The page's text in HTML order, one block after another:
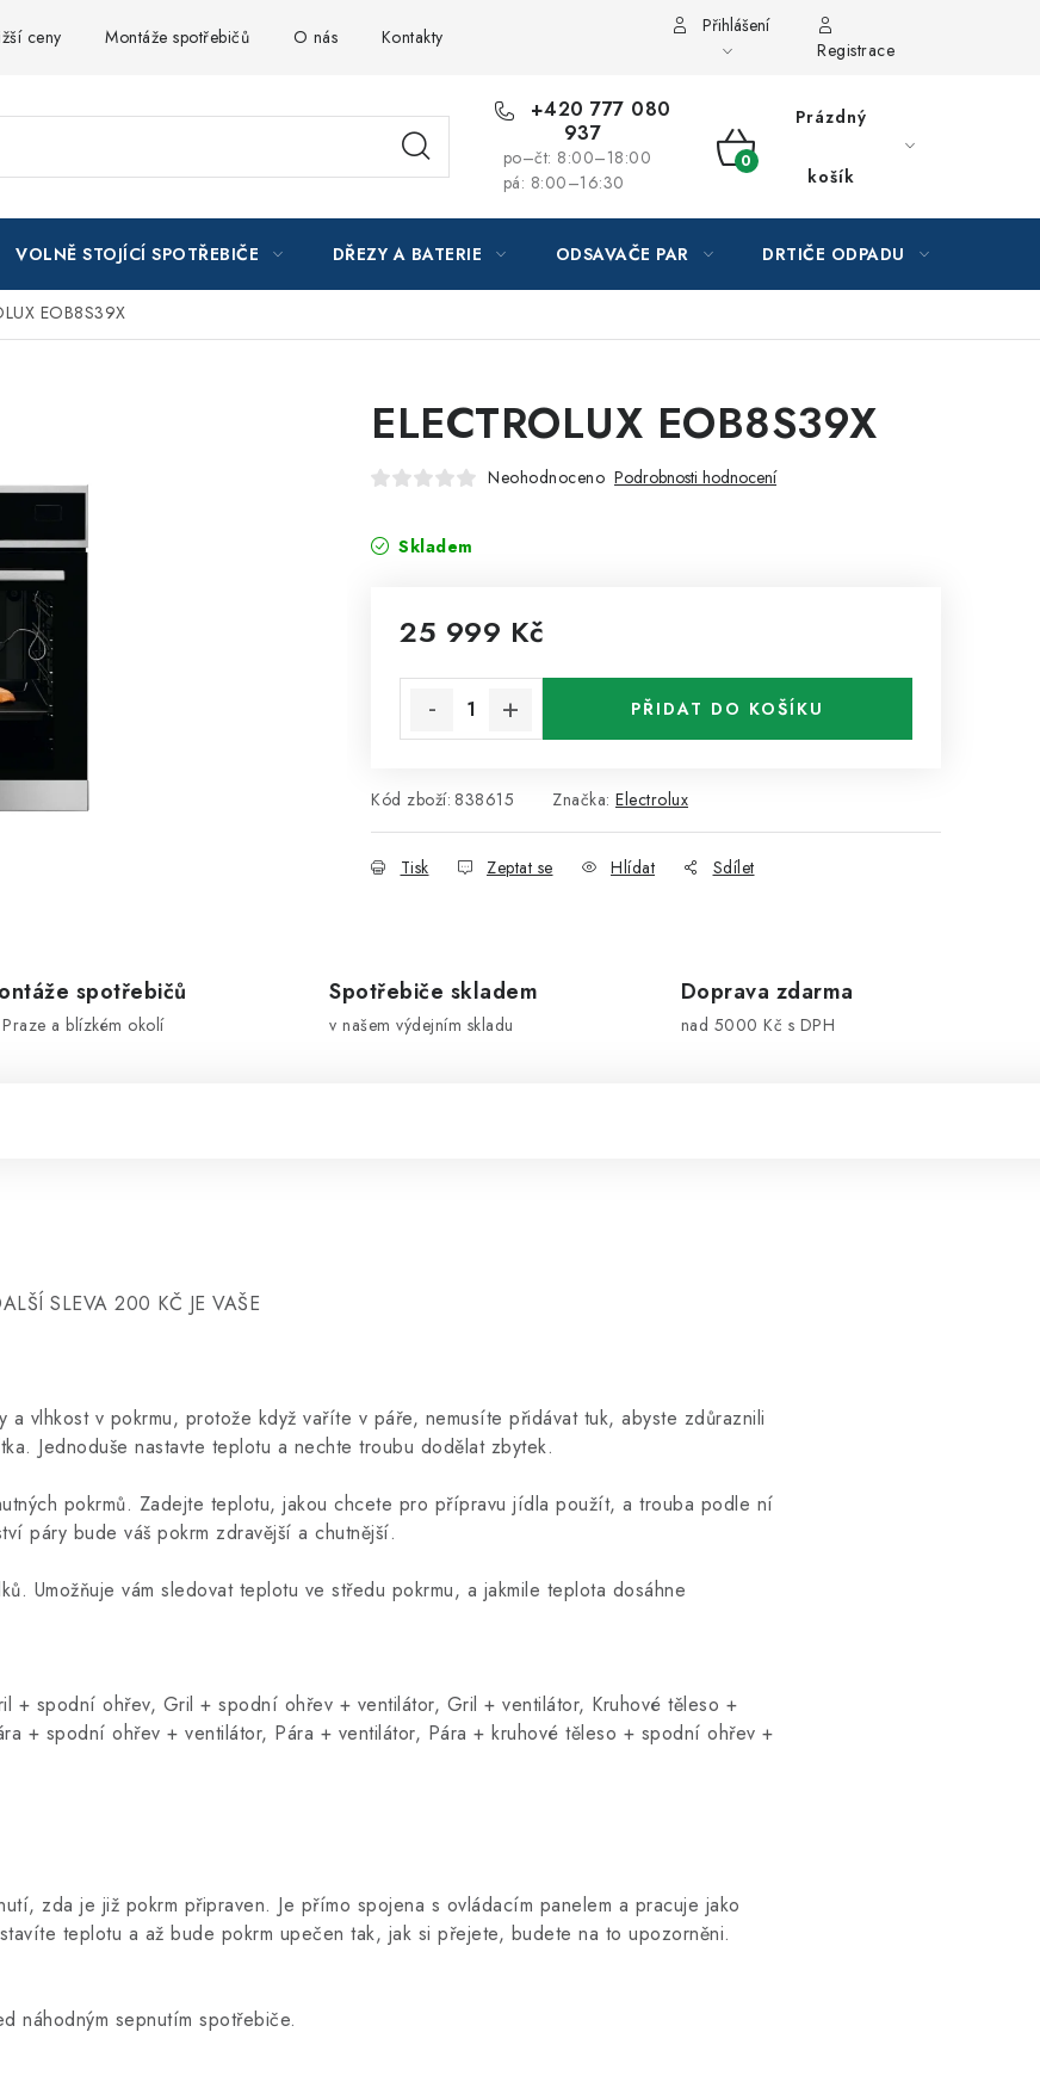
ceny Montáže spotřebičů O nás Kontakty
Přihlášení
Registrace
+420 777 080
937
po–čt: 8:00–18:00
pá: 8:00–16:30
NÁKUPNÍ
Prázdný
košík
VOLNĚ STOJÍCÍ SPOTŘEBIČE DŘEZY A BATERIE ODSAVAČE PAR DRTIČE ODPADU
EOB8S39X
ELECTROLUX EOB8S39X
Neohodnoceno Podrobnosti hodnocení
Skladem
25 999 Kč
PŘIDAT DO KOŠÍKU
Kód zboží: 838615 Značka: Electrolux
Tisk Zeptat se Hlídat Sdílet
spotřebičů
a blízkém okolí
Spotřebiče skladem
v našem výdejním skladu
Doprava zdarma
nad 5000 Kč s DPH
SLEVA 200 KČ JE VAŠE
vlhkost v pokrmu, protože když vaříte v páře, nemusíte přidávat tuk, abyste zdůraznili
Jednoduše nastavte teplotu a nechte troubu dodělat zbytek.
pokrmů. Zadejte teplotu, jakou chcete pro přípravu jídla použít, a trouba podle ní
páry bude váš pokrm zdravější a chutnější.
Umožňuje vám sledovat teplotu ve středu pokrmu, a jakmile teplota dosáhne
+ spodní ohřev, Gril + spodní ohřev + ventilátor, Gril + ventilátor, Kruhové těleso +
+ spodní ohřev + ventilátor, Pára + ventilátor, Pára + kruhové těleso + spodní ohřev +
zda je již pokrm připraven. Je přímo spojena s ovládacím panelem a pracuje jako
teplotu a až bude pokrm upečen tak, jak si přejete, budete na to upozorněni.
náhodným sepnutím spotřebiče.